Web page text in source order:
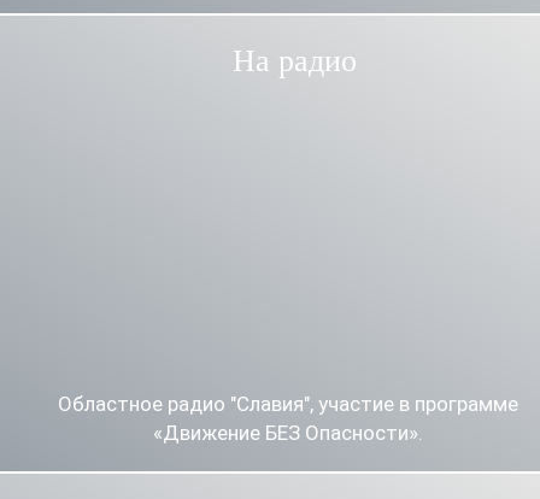
На радио
Областное радио "Славия", участие в программе
«Движение БЕЗ Опасности».